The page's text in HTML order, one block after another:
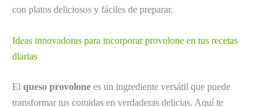
con platos deliciosos y fáciles de preparar.
Ideas innovadoras para incorporar provolone en tus recetas
diarias
El queso provolone es un ingrediente versátil que puede
transformar tus comidas en verdaderas delicias. Aquí te